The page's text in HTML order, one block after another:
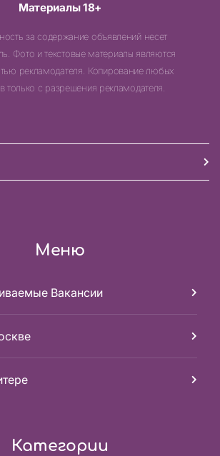
Материалы 18+
за содержание объявлений несет
Фото и текстовые материалы являются
рекламодателя. Копирование любых
только с разрешения рекламодателя.
Меню
Вакансии
Категории